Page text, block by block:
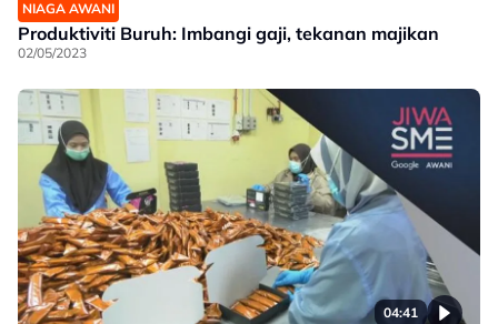
NIAGA AWANI
Produktiviti Buruh: Imbangi gaji, tekanan majikan
02/05/2023
04:41